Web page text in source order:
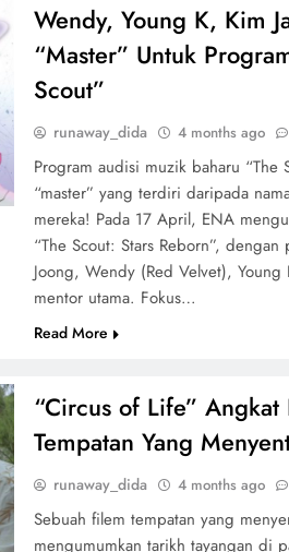
Wendy, Young K, Kim
“Master” Untuk
Scout”
runaway_dida 4 months ago
Program audisi muzik baharu “The
“master” yang terdiri daripada
mereka! Pada 17 April, ENA
“The Scout: Stars Reborn”,
Joong, Wendy (Red Velvet),
mentor utama. Fokus…
Read More
“Circus of Life”
Tempatan Yang
runaway_dida 4 months ago
Sebuah filem tempatan yang
mengumumkan tarikh tayangan di